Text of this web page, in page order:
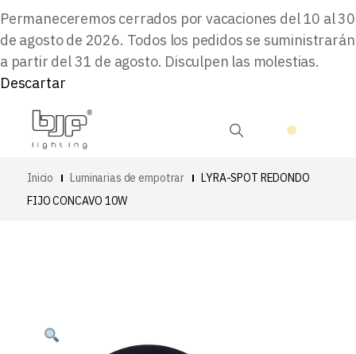
Permaneceremos cerrados por vacaciones del 10 al 30
de agosto de 2026. Todos los pedidos se suministrarán
a partir del 31 de agosto. Disculpen las molestias.
Descartar
Inicio Luminarias de empotrar
LYRA-SPOT REDONDO
FIJO CONCAVO 10W